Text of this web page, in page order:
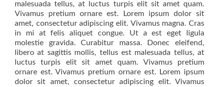
malesuada tellus, at luctus turpis elit sit amet quam.
Vivamus pretium ornare est. Lorem ipsum dolor sit
amet, consectetur adipiscing elit. Vivamus magna. Cras
in mi at felis aliquet congue. Ut a est eget ligula
molestie gravida. Curabitur massa. Donec eleifend,
libero at sagittis mollis, tellus est malesuada tellus, at
luctus turpis elit sit amet quam. Vivamus pretium
ornare est. Vivamus pretium ornare est. Lorem ipsum
dolor sit amet, consectetur adipiscing elit. Vivamus